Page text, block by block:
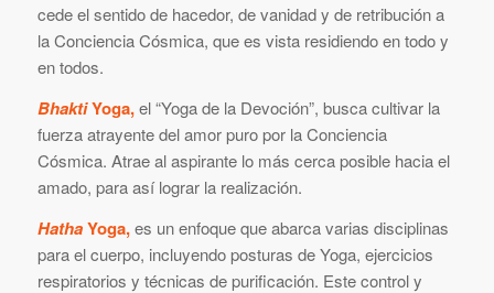
cede el sentido de hacedor, de vanidad y de retribución a
la Conciencia Cósmica, que es vista residiendo en todo y
en todos.
BhaktiYoga,el “Yoga de la Devoción”, busca cultivar la
fuerza atrayente del amor puro por la Conciencia
Cósmica. Atrae al aspirante lo más cerca posible hacia el
amado, para así lograr la realización.
HathaYoga,es un enfoque que abarca varias disciplinas
para el cuerpo, incluyendo posturas de Yoga, ejercicios
respiratorios y técnicas de purificación. Este control y